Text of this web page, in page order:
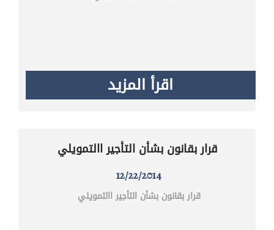
اقرأ المزيد
قرار بقانون بشأن التأجير االتمويلي
12/22/2014
قرار بقانون بشأن التأجير االتمويلي